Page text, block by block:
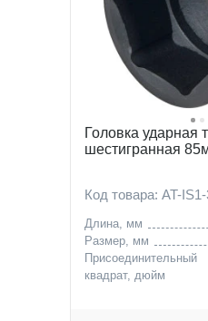
Головка ударная
шестигранная
Код товара: AT-
Длина, мм
Размер, мм
Присоединительный
квадрат, дюйм